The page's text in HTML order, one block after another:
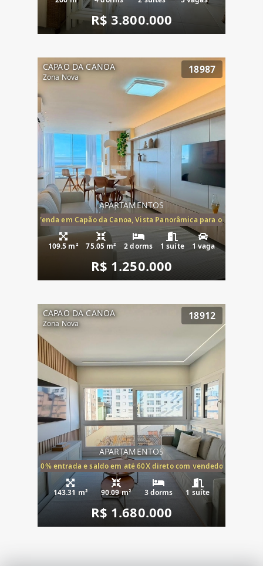
R$ 3.800.000
CAPAO DA CANOA
Zona Nova
18987
APARTAMENTOS
Mar à Venda em Capão da Canoa, Vista Panorâmica para o Mar, 2
109.5 m² 75.05 m² 2 dorms 1 suíte 1 vaga
R$ 1.250.000
CAPAO DA CANOA
Zona Nova
18912
APARTAMENTOS
20% entrada e saldo em até 60X direto com vendedor
143.31 m² 90.09 m² 3 dorms 1 suíte
R$ 1.680.000